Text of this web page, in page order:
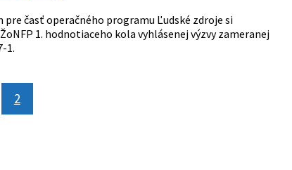
časť operačného programu Ľudské zdroje si
1. hodnotiaceho kola vyhlásenej výzvy zameranej
1.
2